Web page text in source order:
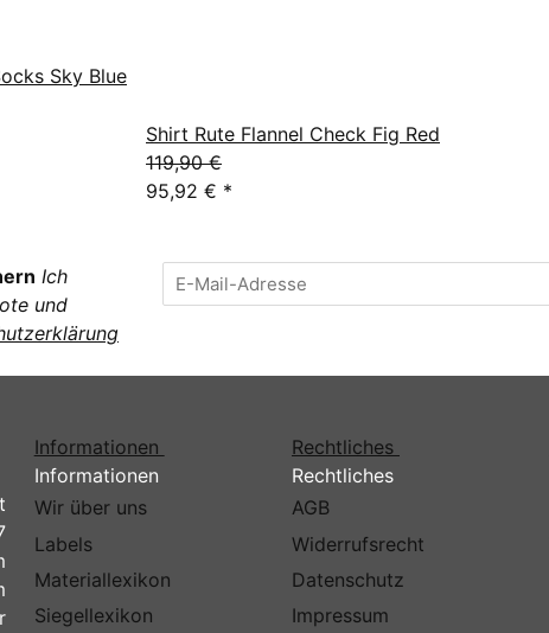
Sky Blue
Shirt Rute Flannel Check Fig Red
119,90 €
95,92 € *
Ich
und
Informationen
Informationen
Wir über uns
Labels
Materiallexikon
Siegellexikon
Rechtliches
Rechtliches
AGB
Widerrufsrecht
Datenschutz
Impressum